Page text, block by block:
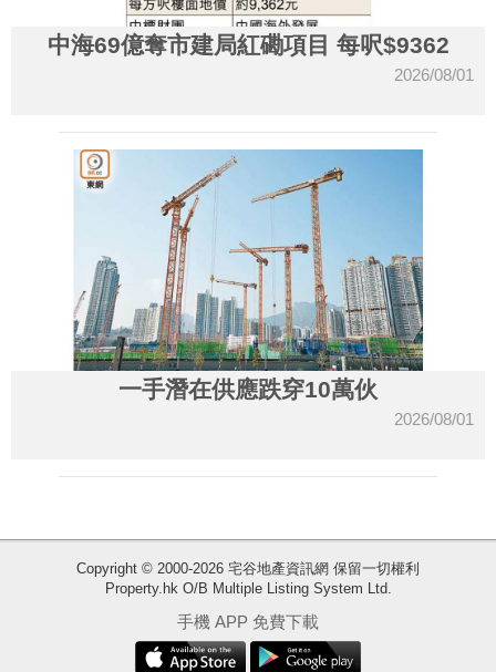
中海69億奪市建局紅磡項目 每呎$9362
2026/08/01
一手潛在供應跌穿10萬伙
2026/08/01
Copyright © 2000-2026 宅谷地產資訊網 保留一切權利
Property.hk O/B Multiple Listing System Ltd.
手機 APP 免費下載